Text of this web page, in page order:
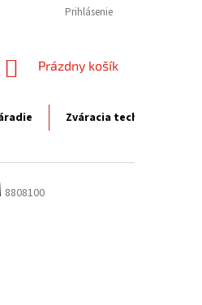
Prihlásenie
NÁKUPNÝ
Prázdny košík
Zváracia technika
8808100